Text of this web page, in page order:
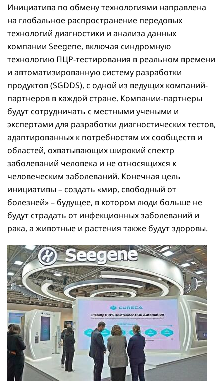
Инициатива по обмену технологиями направлена
на глобальное распространение передовых
технологий диагностики и анализа данных
компании Seegene, включая синдромную
технологию ПЦР-тестирования в реальном времени
и автоматизированную систему разработки
продуктов (SGDDS), с одной из ведущих компаний-
партнеров в каждой стране. Компании-партнеры
будут сотрудничать с местными учеными и
экспертами для разработки диагностических тестов,
адаптированных к потребностям их сообществ и
областей, охватывающих широкий спектр
заболеваний человека и не относящихся к
человеческим заболеваний. Конечная цель
инициативы – создать «мир, свободный от
болезней» – будущее, в котором люди больше не
будут страдать от инфекционных заболеваний и
рака, а животные и растения также будут здоровы.